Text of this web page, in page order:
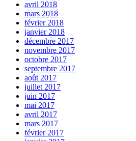
avril 2018
mars 2018
février 2018
janvier 2018
décembre 2017
novembre 2017
octobre 2017
septembre 2017
août 2017
juillet 2017
juin 2017
mai 2017
avril 2017
mars 2017
février 2017